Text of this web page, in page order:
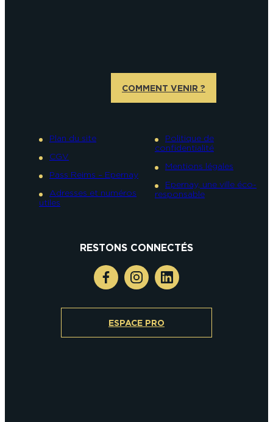
COMMENT VENIR ?
Plan du site
CGV
Pass Reims – Epernay
Adresses et numéros
utiles
Politique de
confidentialité
Mentions légales
Epernay, une ville éco-
responsable
RESTONS CONNECTÉS
ESPACE PRO